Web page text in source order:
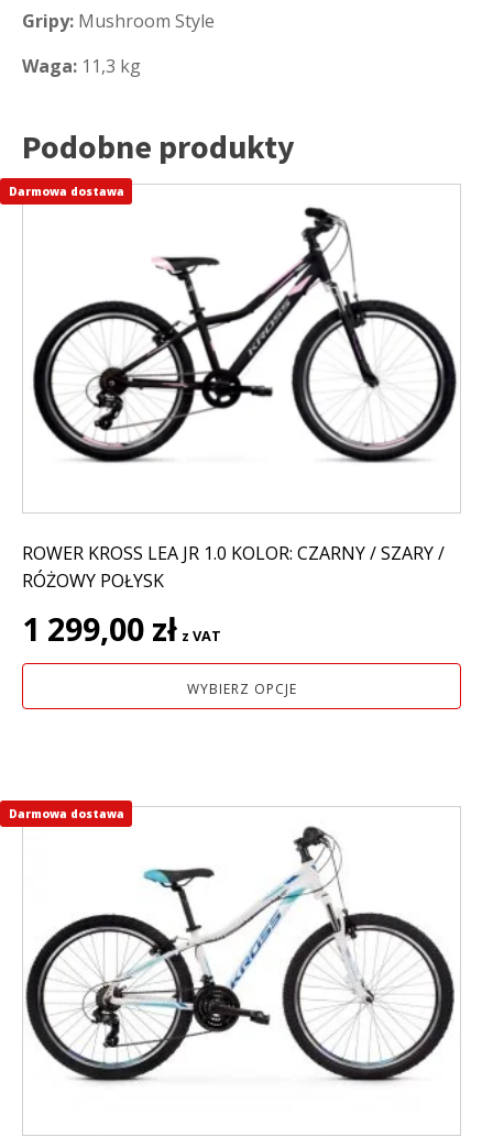
Gripy: Mushroom Style
Waga: 11,3 kg
Podobne produkty
ROWER KROSS LEA JR 1.0 KOLOR: CZARNY / SZARY /
RÓŻOWY POŁYSK
1 299,00 zł z VAT
WYBIERZ OPCJE
Ten
wariantów.
Opcje
można
wybrać
na
stronie
produktu
Darmowa dostawa
Ten
wariantów.
Opcje
można
wybrać
na
stronie
Darmowa dostawa